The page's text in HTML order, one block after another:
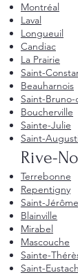
Montréal
Laval
Longueuil
Candiac
La Prairie
Saint-
Beauharnois
Saint-
Boucherville
Sainte-Julie
Saint-
Rive-
Terrebonne
Repentigny
Saint-Jérôme
Blainville
Mirabel
Mascouche
Sainte-
Saint-